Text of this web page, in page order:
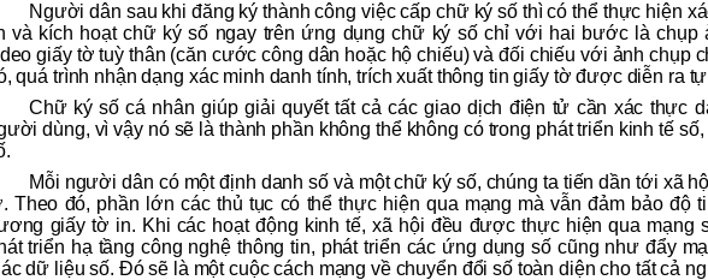
Người dân sau khi đăng ký thành công việc cấp chữ ký số thì có thể thực hiện
và kích hoạt chữ ký số ngay trên ứng dụng chữ ký số chỉ với hai bước là chụp
giấy tờ tuỳ thân (căn cước công dân hoặc hộ chiếu) và đối chiếu với ảnh chụp
quá trình nhận dạng xác minh danh tính, trích xuất thông tin giấy tờ được diễn ra
Chữ ký số cá nhân giúp giải quyết tất cả các giao dịch điện tử cần xác thực
dùng, vì vậy nó sẽ là thành phần không thể không có trong phát triển kinh tế
Mỗi người dân có một định danh số và một chữ ký số, chúng ta tiến dần tới xã
Theo đó, phần lớn các thủ tục có thể thực hiện qua mạng mà vẫn đảm bảo độ
giấy tờ in. Khi các hoạt động kinh tế, xã hội đều được thực hiện qua mạng
triển hạ tầng công nghệ thông tin, phát triển các ứng dụng số cũng như đẩy
dữ liệu số. Đó sẽ là một cuộc cách mạng về chuyển đổi số toàn diện cho tất cả